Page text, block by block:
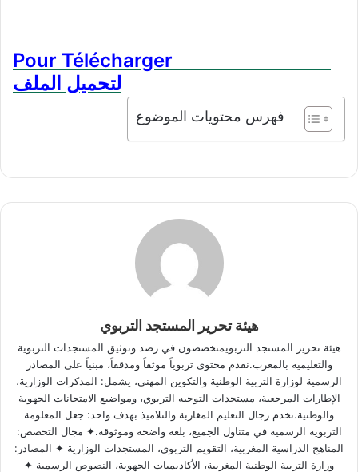
Pour Télécharger
لتحميل الملف
فهرس محتويات الموضوع
هيئة تحرير المستجد التربوي
هيئة تحرير المستجد التربويمتخصصون في رصد وتوثيق المستجدات التربوية
والتعليمية بالمغرب.نقدم محتوى تربوياً موثقاً ومدققاً، مبنياً على المصادر
الرسمية لوزارة التربية الوطنية والتكوين المهني، يشمل: المذكرات الوزارية،
الإطارات المرجعية، مستجدات التوجيه التربوي، ومواضيع الامتحانات الجهوية
والوطنية.نخدم رجال التعليم المغاربة والتلاميذ بهدف واحد: جعل المعلومة
التربوية الرسمية في متناول الجميع، بلغة واضحة وموثوقة.✦ مجال التخصص:
المناهج الدراسية المغربية، التقويم التربوي، المستجدات الوزارية ✦ المصادر:
وزارة التربية الوطنية المغربية، الأكاديميات الجهوية، النصوص الرسمية ✦